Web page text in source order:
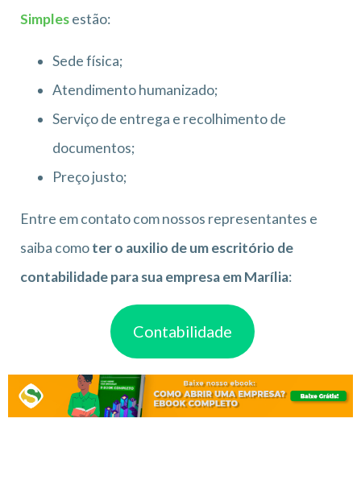
Simplesestão:
Sede física;
Atendimento humanizado;
Serviço de entrega e recolhimento de
documentos;
Preço justo;
Entre em contato com nossos representantes e
saiba comoter o auxilio de um escritório de
contabilidade para sua empresa em Marília:
Contabilidade